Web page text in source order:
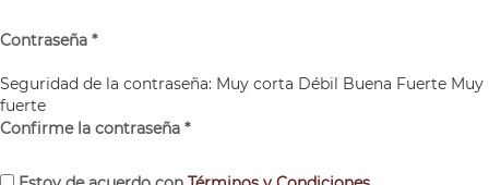
Contraseña *
Seguridad de la contraseña: Muy corta Débil Buena Fuerte Muy
fuerte
Confirme la contraseña *